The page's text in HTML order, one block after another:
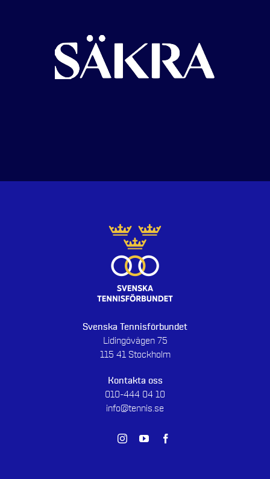
Svenska Tennisförbundet
Lidingövägen 75
115 41 Stockholm
Kontakta oss
010-444 04 10
info@tennis.se